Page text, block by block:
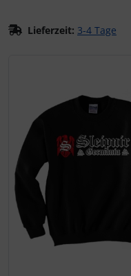
Lieferzeit: 3-4 Tage